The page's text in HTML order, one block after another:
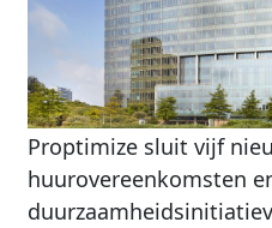
Proptimize sluit vijf
huurovereenkomsten